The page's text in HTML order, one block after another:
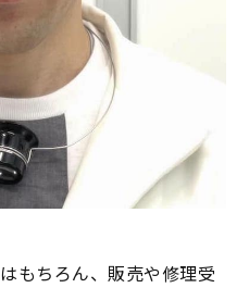
もちろん、販売や修理受